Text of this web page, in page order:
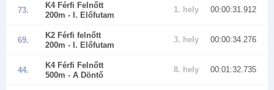
73.
K4 Férfi Felnőtt
200m - I. Előfutam
1. hely 00:00:31.912
69.
K2 Férfi felnőtt
200m - I. Előfutam
3. hely 00:00:34.276
44.
K4 Férfi Felnőtt
500m - A Döntő
8. hely 00:01:32.735